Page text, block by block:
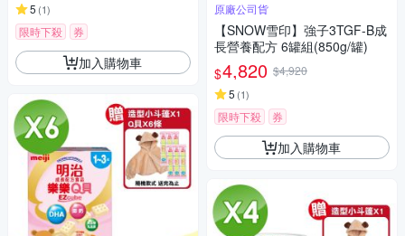
5 (1)
限時下殺 券
加入購物車
原廠公司貨
【SNOW雪印】強子3TGF-B成
長營養配方 6罐組(850g/罐)
$4,820 $4,920
5 (1)
限時下殺 券
加入購物車